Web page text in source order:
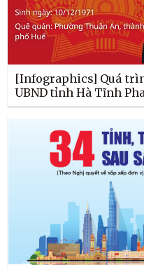
[Infographics] Quá
UBND tỉnh Hà Tĩnh